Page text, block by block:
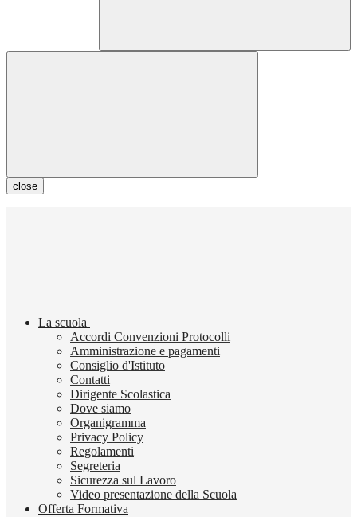
close
La scuola
Accordi Convenzioni Protocolli
Amministrazione e pagamenti
Consiglio d'Istituto
Contatti
Dirigente Scolastica
Dove siamo
Organigramma
Privacy Policy
Regolamenti
Segreteria
Sicurezza sul Lavoro
Video presentazione della Scuola
Offerta Formativa